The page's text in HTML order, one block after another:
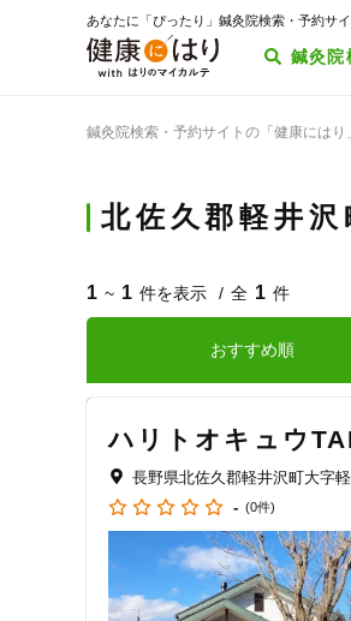
あなたに「ぴったり」鍼灸院検索・予約サイ
鍼灸院
鍼灸院検索・予約サイトの「健康にはり
北佐久郡軽井
1 ~ 1 件を表示 全 1 件
おすすめ順
ハリトオキュウ
長野県北佐久郡軽井沢町大字
- (0件)